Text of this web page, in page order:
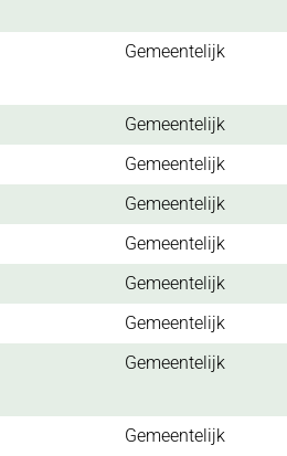
Gemeentelijk
Gemeentelijk
Gemeentelijk
Gemeentelijk
Gemeentelijk
Gemeentelijk
Gemeentelijk
Gemeentelijk
Gemeentelijk